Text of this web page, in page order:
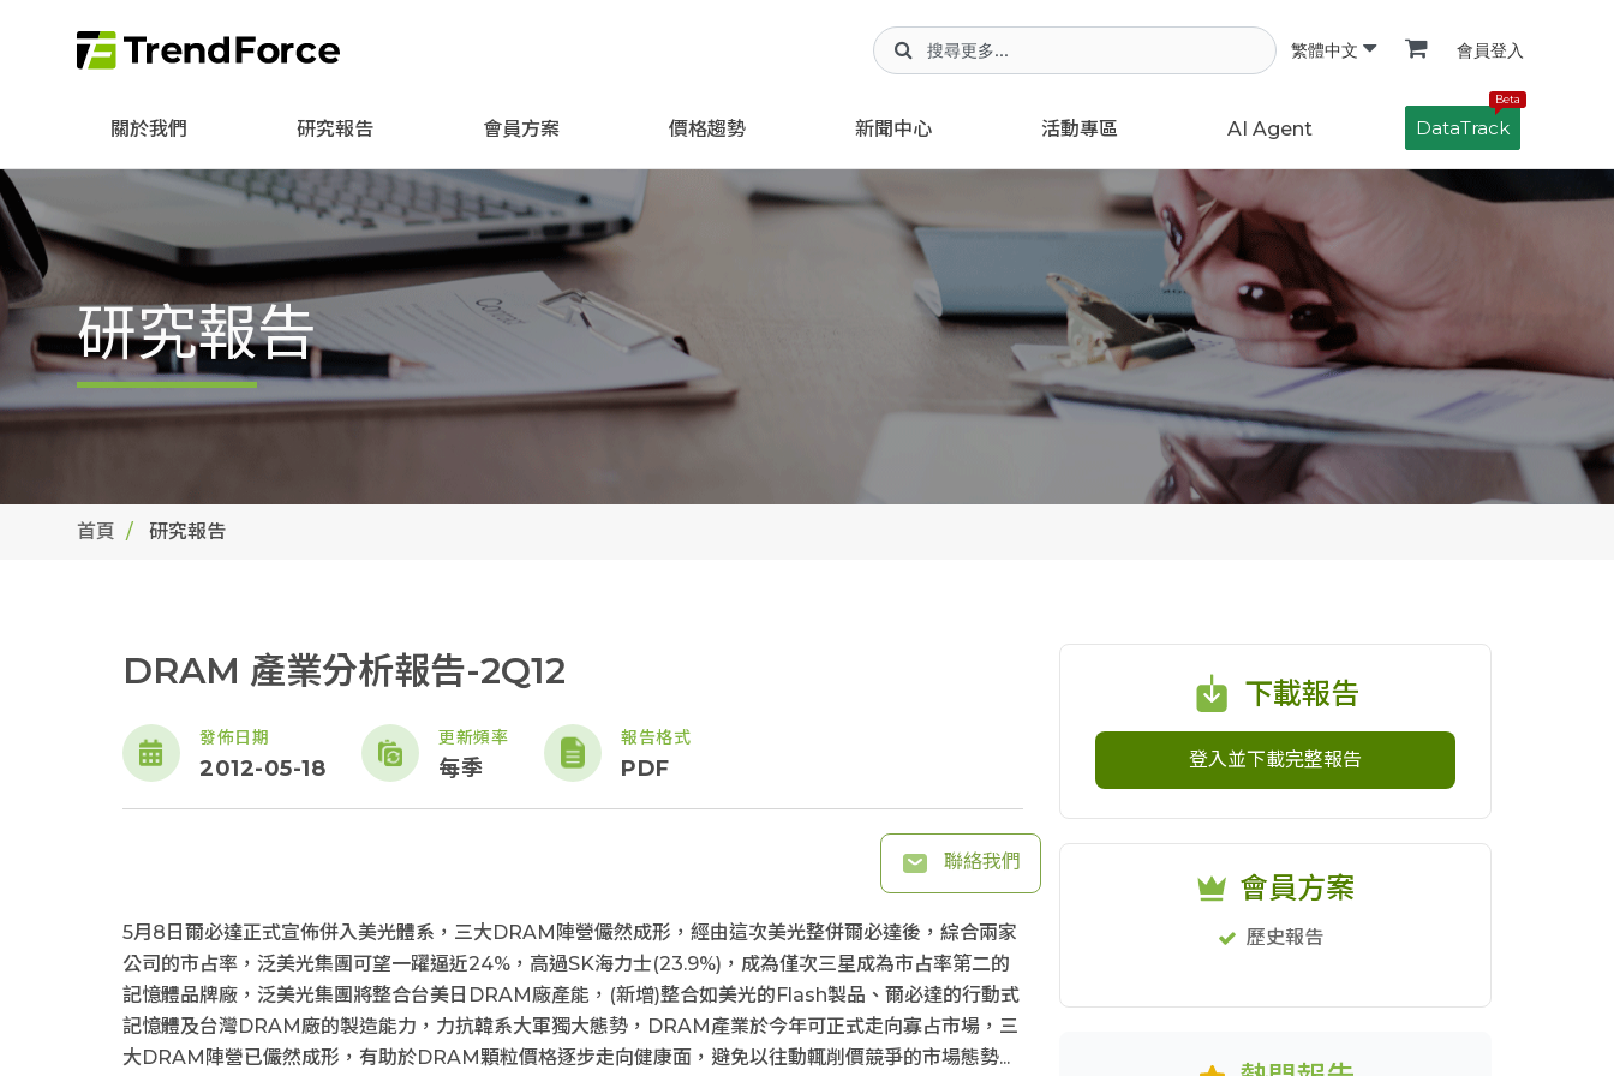
繁體中文 會員登入
關於我們 研究報告 會員方案 價格趨勢 新聞中心 活動專區 AI Agent
Beta
DataTrack
研究報告
首頁 研究報告
DRAM 產業分析報告-2Q12
發佈日期
2012-05-18
更新頻率
每季
報告格式
PDF
聯絡我們
5月8日爾必達正式宣佈併入美光體系，三大DRAM陣營儼然成形，經由這次美光整併爾必達後，綜合兩家
公司的市占率，泛美光集團可望一躍逼近24%，高過SK海力士(23.9%)，成為僅次三星成為市占率第二的
記憶體品牌廠，泛美光集團將整合台美日DRAM廠產能，(新增)整合如美光的Flash製品、爾必達的行動式
記憶體及台灣DRAM廠的製造能力，力抗韓系大軍獨大態勢，DRAM產業於今年可正式走向寡占市場，三
大DRAM陣營已儼然成形，有助於DRAM顆粒價格逐步走向健康面，避免以往動輒削價競爭的市場態勢...
下載報告
登入並下載完整報告
會員方案
歷史報告